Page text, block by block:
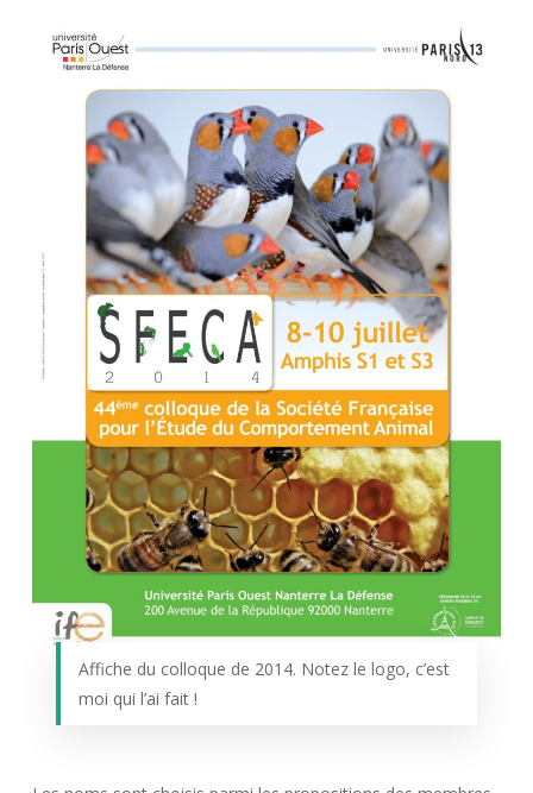
Affiche du colloque de 2014. Notez le logo, c’est
moi qui l’ai fait !